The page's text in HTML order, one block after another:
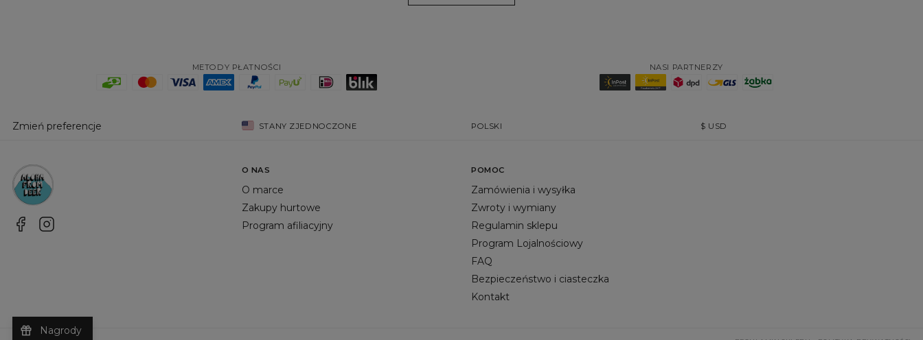
METODY PŁATNOŚCI NASI PARTNERZY
Zmień preferencje STANY ZJEDNOCZONE POLSKI $ USD
O NAS
O marce
Zakupy hurtowe
Program afiliacyjny
POMOC
Zamówienia i wysyłka
Zwroty i wymiany
Regulamin sklepu
Program Lojalnościowy
FAQ
Bezpieczeństwo i ciasteczka
Kontakt
Nagrody